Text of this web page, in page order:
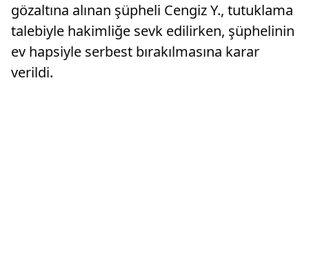
gözaltına alınan şüpheli Cengiz Y., tutuklama
talebiyle hakimliğe sevk edilirken, şüphelinin
ev hapsiyle serbest bırakılmasına karar
verildi.